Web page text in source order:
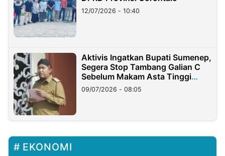
12/07/2026 - 10:40
Aktivis Ingatkan Bupati Sumenep,
Segera Stop Tambang Galian C
Sebelum Makam Asta Tinggi
Longsor
09/07/2026 - 08:05
EKONOMI